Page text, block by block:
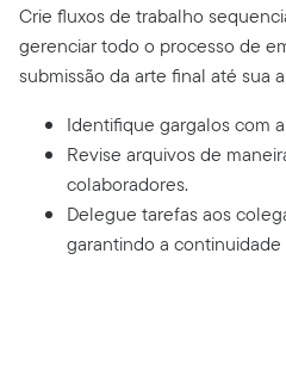
Crie fluxos de trabalho
gerenciar todo o processo de
submissão da arte final até sua
Identifique gargalos com
Revise arquivos de
colaboradores.
Delegue tarefas aos
garantindo a